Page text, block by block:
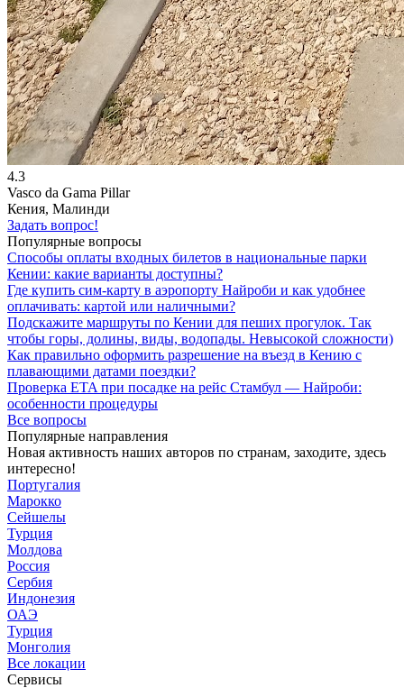
4.3
Vasco da Gama Pillar
Кения, Малинди
Задать вопрос!
Популярные вопросы
Способы оплаты входных билетов в национальные парки
Кении: какие варианты доступны?
Где купить сим-карту в аэропорту Найроби и как удобнее
оплачивать: картой или наличными?
Подскажите маршруты по Кении для пеших прогулок. Так
чтобы горы, долины, виды, водопады. Невысокой сложности)
Как правильно оформить разрешение на въезд в Кению с
плавающими датами поездки?
Проверка ETA при посадке на рейс Стамбул — Найроби:
особенности процедуры
Все вопросы
Популярные направления
Новая активность наших авторов по странам, заходите, здесь
интересно!
Португалия
Марокко
Сейшелы
Турция
Молдова
Россия
Сербия
Индонезия
ОАЭ
Турция
Монголия
Все локации
Сервисы